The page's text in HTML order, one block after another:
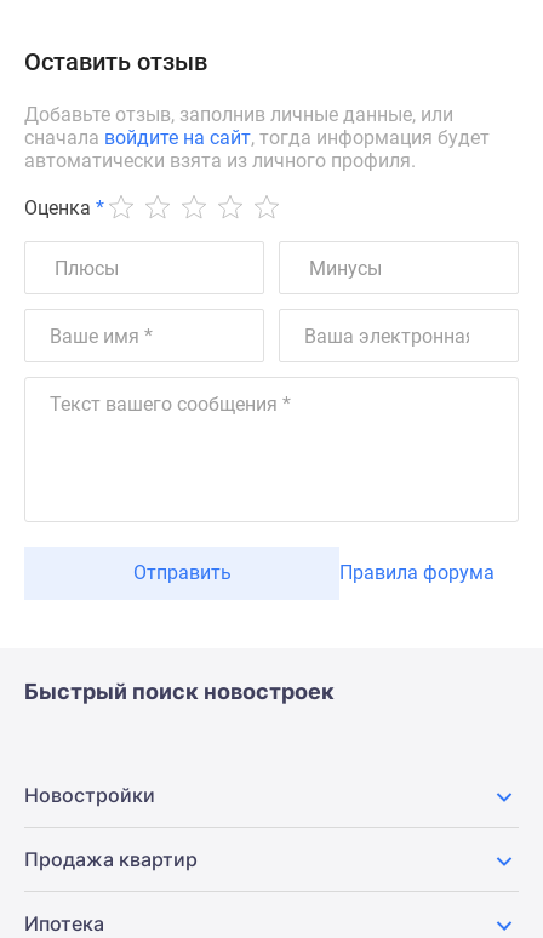
Оставить отзыв
Добавьте отзыв, заполнив личные данные, или
сначала войдите на сайт, тогда информация будет
автоматически взята из личного профиля.
Оценка *
Отправить Правила форума
Быстрый поиск новостроек
Новостройки
Продажа квартир
Ипотека